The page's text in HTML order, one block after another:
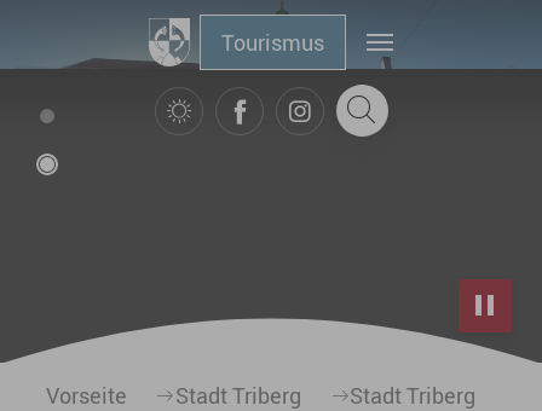
Zum Hauptinhalt springen
Tourismus
Vorseite Stadt Triberg
Stadt Triberg